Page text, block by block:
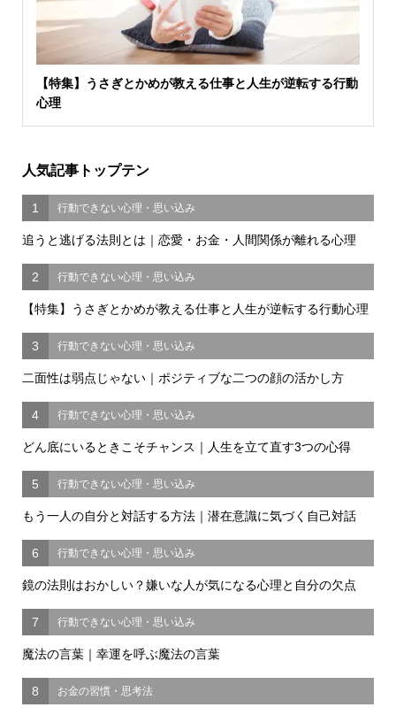
【特集】うさぎとかめが教える仕事と人生が逆転する行動
心理
人気記事トップテン
1 行動できない心理・思い込み
追うと逃げる法則とは｜恋愛・お金・人間関係が離れる心理
2 行動できない心理・思い込み
【特集】うさぎとかめが教える仕事と人生が逆転する行動心理
3 行動できない心理・思い込み
二面性は弱点じゃない｜ポジティブな二つの顔の活かし方
4 行動できない心理・思い込み
どん底にいるときこそチャンス｜人生を立て直す3つの心得
5 行動できない心理・思い込み
もう一人の自分と対話する方法｜潜在意識に気づく自己対話
6 行動できない心理・思い込み
鏡の法則はおかしい？嫌いな人が気になる心理と自分の欠点
7 行動できない心理・思い込み
魔法の言葉｜幸運を呼ぶ魔法の言葉
8 お金の習慣・思考法